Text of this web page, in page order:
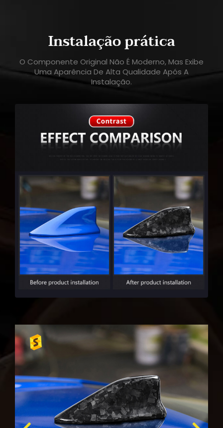
Instalação prática
O Componente Original Não É Moderno, Mas Exibe
Uma Aparência De Alta Qualidade Após A
Instalação.